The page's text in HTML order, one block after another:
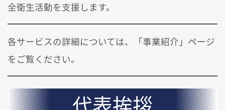
全衛生活動を支援します。
各サービスの詳細については、「事業紹介」ページ
をご覧ください。